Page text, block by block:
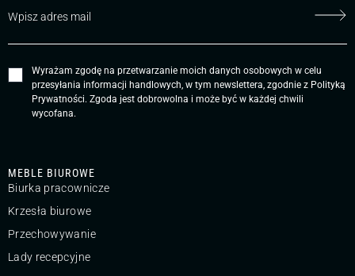
MEBLE BIUROWE
Biurka pracownicze
Krzesła biurowe
Przechowywanie
Lady recepcyjne
Wyrażam zgodę na przetwarzanie moich danych osobowych w celu
przesyłania informacji handlowych, w tym newslettera, zgodnie z Polityką
Prywatności. Zgoda jest dobrowolna i może być w każdej chwili
wycofana.